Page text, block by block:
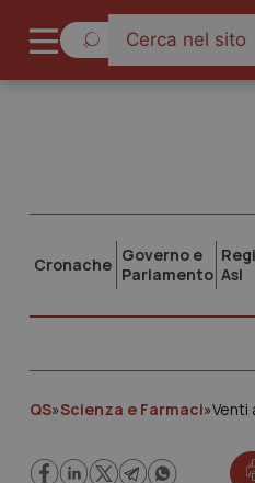
Cronache Governo e
Parlamento Asl
QS»Scienza e Farmaci»Venti